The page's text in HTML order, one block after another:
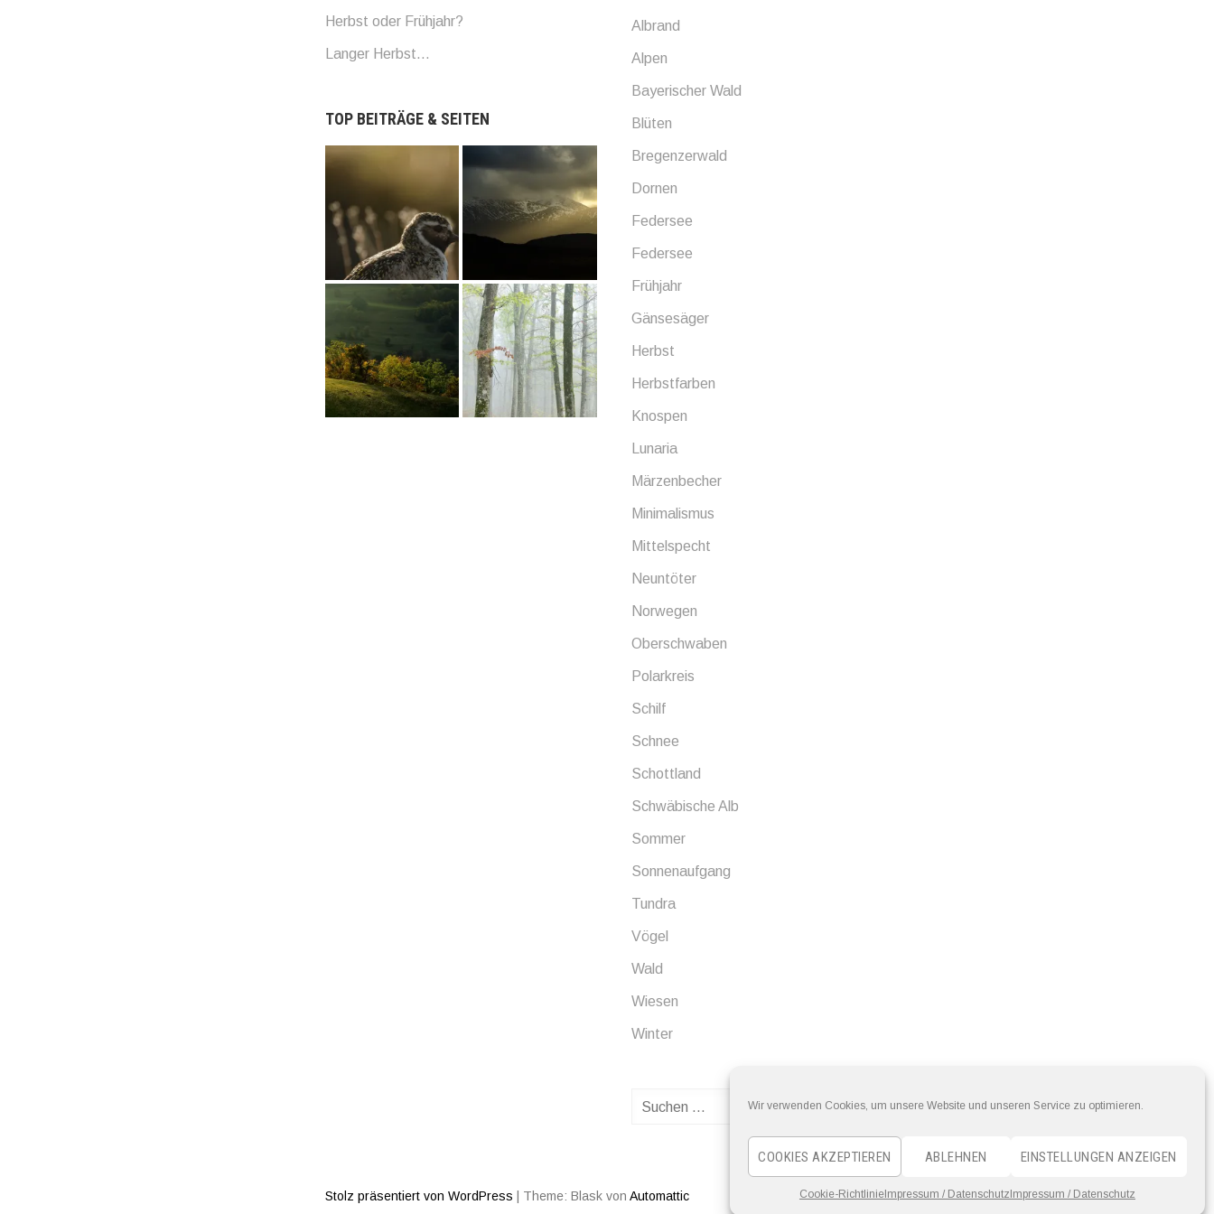
Wir verwenden Cookies, um unsere Website und unseren Service zu optimieren.
COOKIES AKZEPTIEREN ABLEHNEN EINSTELLUNGEN ANZEIGEN
Cookie-RichtlinieImpressum / Datenschutz Impressum / Datenschutz
Herbst oder Frühjahr?
Langer Herbst…
TOP BEITRÄGE & SEITEN
Albrand
Alpen
Bayerischer Wald
Blüten
Bregenzerwald
Dornen
Federsee
Federsee
Frühjahr
Gänsesäger
Herbst
Herbstfarben
Knospen
Lunaria
Märzenbecher
Minimalismus
Mittelspecht
Neuntöter
Norwegen
Oberschwaben
Polarkreis
Schilf
Schnee
Schottland
Schwäbische Alb
Sommer
Sonnenaufgang
Tundra
Vögel
Wald
Wiesen
Winter
Suchen
Stolz präsentiert von WordPress Theme: Blask von Automattic